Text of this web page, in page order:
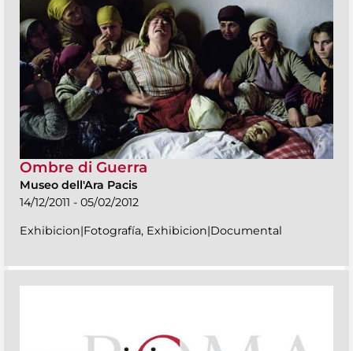
Ombre di Guerra
Museo dell'Ara Pacis
14/12/2011 - 05/02/2012
Exhibicion|Fotografía, Exhibicion|Documental